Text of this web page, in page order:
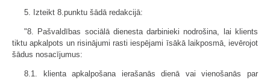
5. Izteikt 8.punktu šādā redakcijā:
"8. Pašvaldības sociālā dienesta darbinieki nodrošina, lai klients
tiktu apkalpots un risinājumi rasti iespējami īsākā laikposmā, ievērojot
šādus nosacījumus:
8.1. klienta apkalpošana ierašanās dienā vai vienošanās par